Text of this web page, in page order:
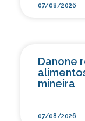
07/08/2026
Danone
mineira
07/08/2026